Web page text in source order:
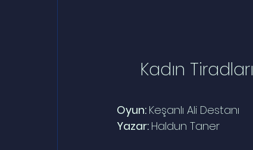
Kadın Tiradları
Oyun: Keşanlı Ali Destanı
Yazar: Haldun Taner